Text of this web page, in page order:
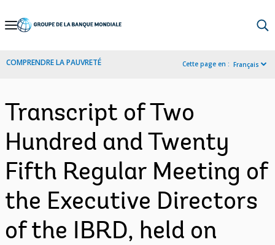
Skip
Navigation
COMPRENDRE LA PAUVRETÉ Cette page en : Français
Transcript of Two
Hundred and Twenty
Fifth Regular Meeting of
the Executive Directors
of the IBRD, held on